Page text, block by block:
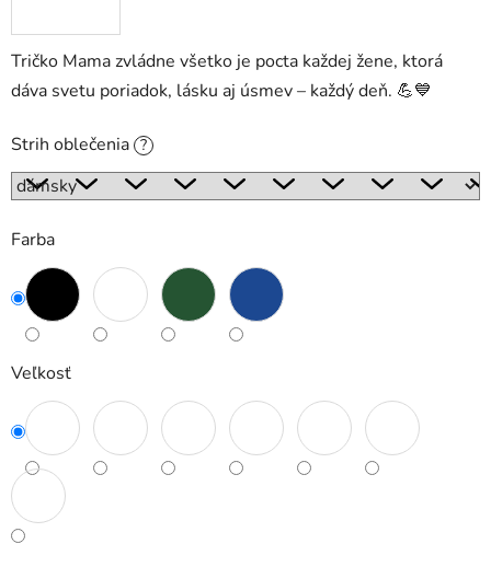
Tričko Mama zvládne všetko je pocta každej žene, ktorá
dáva svetu poriadok, lásku aj úsmev – každý deň. 💪💙
Strih oblečenia ?
Farba
Veľkosť